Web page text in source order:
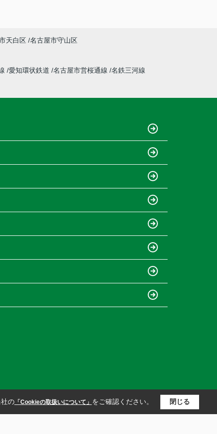
天白区 名古屋市守山区
愛知環状鉄道 名古屋市営桜通線 名鉄三河線
の「Cookieの取扱いについて」 をご確認ください。 閉じる